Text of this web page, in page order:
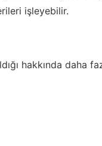
işleyebilir.
hakkında